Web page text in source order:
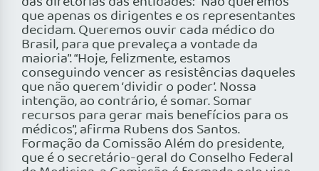
que apenas os dirigentes e os representantes
decidam. Queremos ouvir cada médico do
Brasil, para que prevaleça a vontade da
maioria”. “Hoje, felizmente, estamos
conseguindo vencer as resistências daqueles
que não querem ‘dividir o poder’. Nossa
intenção, ao contrário, é somar. Somar
recursos para gerar mais benefícios para os
médicos”, afirma Rubens dos Santos.
Formação da Comissão Além do presidente,
que é o secretário-geral do Conselho Federal